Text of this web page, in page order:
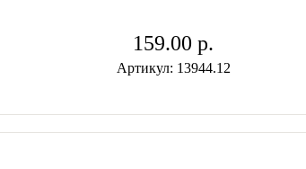
159.00 p.
Артикул: 13944.12